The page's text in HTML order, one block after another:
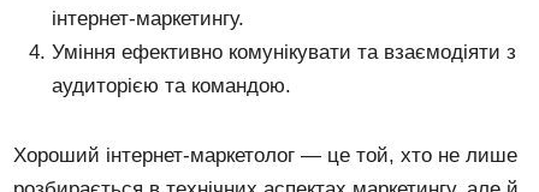
інтернет-маркетингу.
Уміння ефективно комунікувати та взаємодіяти з
аудиторією та командою.
Хороший інтернет-маркетолог — це той, хто не лише